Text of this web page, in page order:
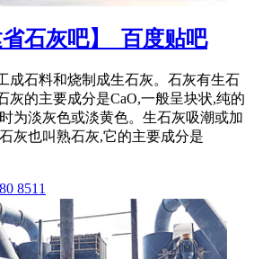
石灰吧】_百度贴吧
成石料和烧制成生石灰。石灰有生石
灰的主要成分是CaO,一般呈块状,纯的
为淡灰色或淡黄色。生石灰吸潮或加
灰也叫熟石灰,它的主要成分是
8511